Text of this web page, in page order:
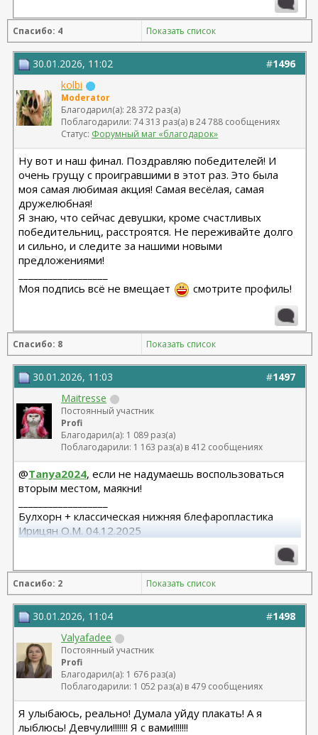
08.2015, allergan 240, 255. Аврамович А.Г., Клиника СЛ
(молодости и красоты)
Спасибо: 4 Показать список
#1496
30.01.2026, 11:02
kolbi
Moderator
Благодарил(а): 28 372 раз(а)
Поблагодарили: 74 313 раз(а) в 24 788 сообщениях
Статус: Форумный маг «благодарок»
Ну вот и наш финал. Поздравляю победителей! И
очень грущу с проигравшими в этот раз. Это была
моя самая любимая акция! Самая весёлая, самая
дружелюбная!
Я знаю, что сейчас девушки, кроме счастливых
победительниц, расстроятся. Не переживайте долго
и сильно, и следите за нашими новыми
предложениями!
Моя подпись всё не вмещает
смотрите профиль!
Спасибо: 8 Показать список
#1497
30.01.2026, 11:03
Maitresse
Постоянный участник
Profi
Благодарил(а): 1 089 раз(а)
Поблагодарили: 1 163 раз(а) в 412 сообщениях
@Tanya2024, если не надумаешь воспользоваться
вторым местом, маякни!
Булхорн + классическая нижняя блефаропластика
Ирицян О.М. 04.12.2025
Расширенная абдоминопластика + липосакция 360 +
липофилинг средней трети лица Назоев К.В.
22.04.2026
Спасибо: 2 Показать список
#1498
30.01.2026, 11:04
Valyafadee
Постоянный участник
Profi
Благодарил(а): 1 676 раз(а)
Поблагодарили: 1 052 раз(а) в 479 сообщениях
Я улыбаюсь, реально! Думала уйду плакать! А я
лыблюсь! Девчули!!!!!!! Я с вами!!!!!!!